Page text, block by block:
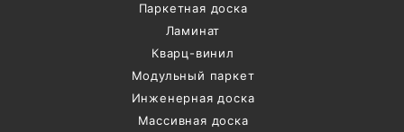
Паркетная доска
Ламинат
Кварц-винил
Модульный паркет
Инженерная доска
Массивная доска